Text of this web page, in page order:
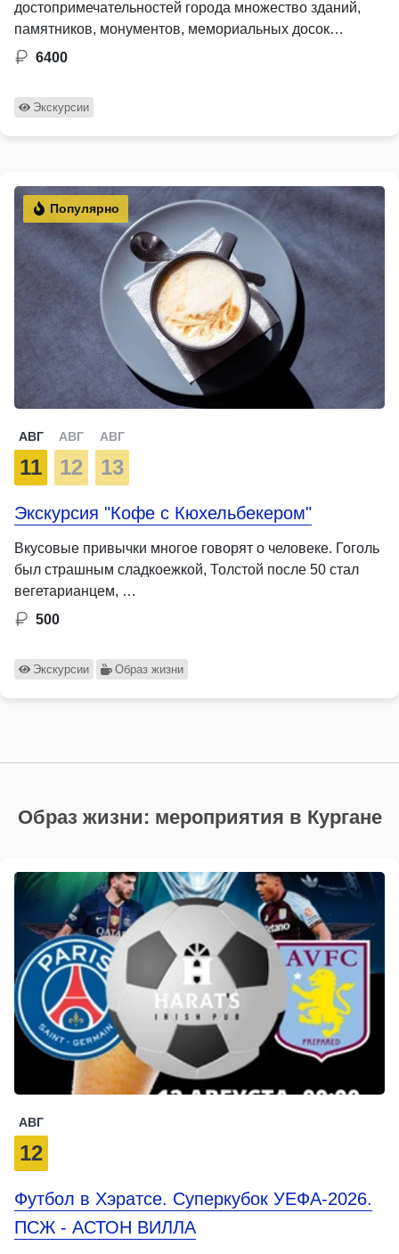
достопримечательностей города множество зданий,
памятников, монументов, мемориальных досок
посвящены …
6400
Экскурсии
Популярно
АВГ
11
АВГ
12
АВГ
13
Экскурсия "Кофе с Кюхельбекером"
Вкусовые привычки многое говорят о человеке. Гоголь
был страшным сладкоежкой, Толстой после 50 стал
вегетарианцем, …
500
Экскурсии Образ жизни
Образ жизни: мероприятия в Кургане
АВГ
12
Футбол в Хэратсе. Суперкубок УЕФА-2026.
ПСЖ - АСТОН ВИЛЛА